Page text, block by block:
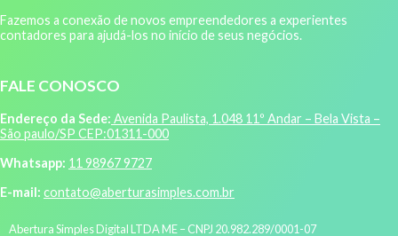
Fazemos a conexão de novos empreendedores a experientes
contadores para ajudá-los no início de seus negócios.
FALE CONOSCO
Endereço da Sede: Avenida Paulista, 1.048 11º Andar – Bela Vista –
São paulo/SP CEP:01311-000
Whatsapp: 11 98967 9727
E-mail: contato@aberturasimples.com.br
Abertura Simples Digital LTDA ME – CNPJ 20.982.289/0001-07